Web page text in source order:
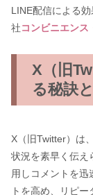
LINE配信による
社コンビニエンス
X（旧
る秘訣
X（旧Twitter）は
状況を素早く伝え
用しコメントを迅
トを高め、リピ